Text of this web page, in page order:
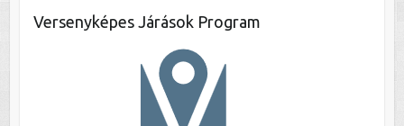
Versenyképes Járások Program